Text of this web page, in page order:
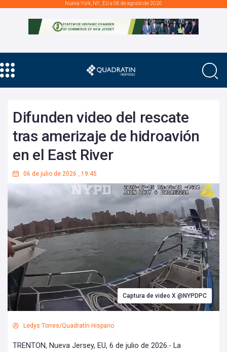
Nueva York, NY., EU a 06 de agosto de 2026
Difunden video del rescate
tras amerizaje de hidroavión
en el East River
06 de julio de 2026 , 19:45
Captura de video X @NYPDPC
Ledys Torres/Quadratín Hispano
TRENTON, Nueva Jersey, EU, 6 de julio de 2026.- La